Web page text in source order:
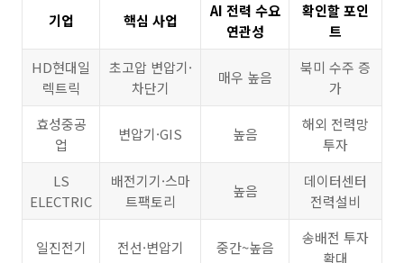
기업 핵심 사업
AI 전력 수요
연관성
확인할 포인
트
HD현대일
렉트릭
초고압 변압기·
차단기
매우 높음
북미 수주 증
가
효성중공
업
변압기·GIS 높음
해외 전력망
투자
LS
ELECTRIC
배전기기·스마
트팩토리
높음
데이터센터
전력설비
일진전기 전선·변압기 중간~높음
송배전 투자
확대